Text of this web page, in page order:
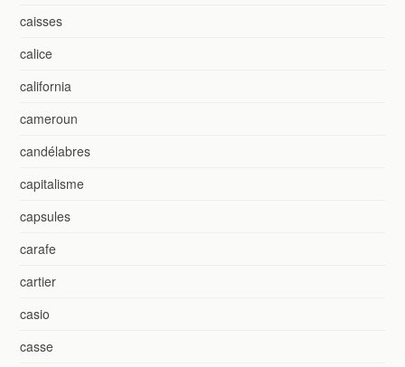
caisses
calice
california
cameroun
candélabres
capitalisme
capsules
carafe
cartier
casio
casse